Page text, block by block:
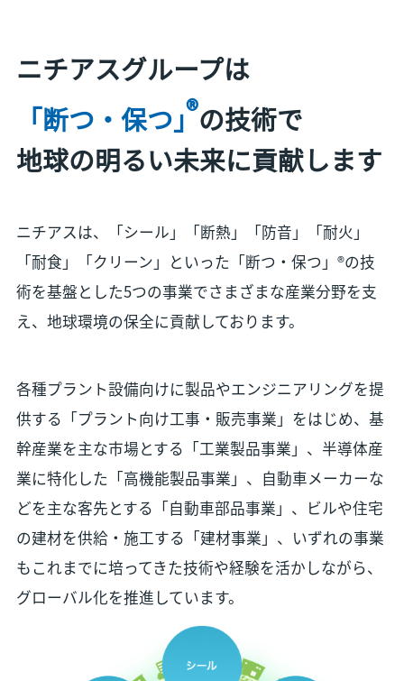
ニチアスグループは
「断つ・保つ」
®の技術で
地球の明るい未来に貢献します
ニチアスは、「シール」「断熱」「防音」「耐火」
「耐食」「クリーン」といった「断つ・保つ」®の技
術を基盤とした5つの事業でさまざまな産業分野を支
え、地球環境の保全に貢献しております。
各種プラント設備向けに製品やエンジニアリングを提
供する「プラント向け工事・販売事業」をはじめ、基
幹産業を主な市場とする「工業製品事業」、半導体産
業に特化した「高機能製品事業」、自動車メーカーな
どを主な客先とする「自動車部品事業」、ビルや住宅
の建材を供給・施工する「建材事業」、いずれの事業
もこれまでに培ってきた技術や経験を活かしながら、
グローバル化を推進しています。